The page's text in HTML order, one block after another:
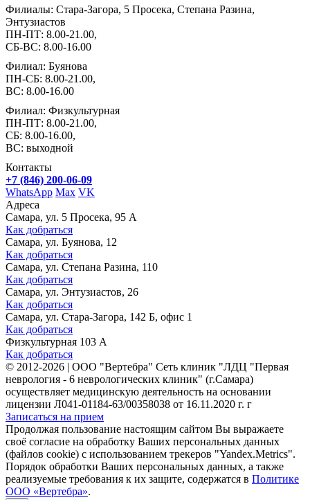
Филиалы: Стара-Загора, 5 Просека, Степана Разина,
Энтузиастов
ПН-ПТ: 8.00-21.00,
СБ-ВС: 8.00-16.00
Филиал: Буянова
ПН-СБ: 8.00-21.00,
ВС: 8.00-16.00
Филиал: Физкультурная
ПН-ПТ: 8.00-21.00,
СБ: 8.00-16.00,
ВС: выходной
Контакты
+7 (846) 200-06-09
WhatsApp Max VK
Адреса
Самара, ул. 5 Просека, 95 А
Как добраться
Самара, ул. Буянова, 12
Как добраться
Самара, ул. Степана Разина, 110
Как добраться
Самара, ул. Энтузиастов, 26
Как добраться
Самара, ул. Стара-Загора, 142 Б, офис 1
Как добраться
Физкультурная 103 А
Как добраться
© 2012-2026 | ООО "Вертебра" Сеть клиник "ЛДЦ "Первая
неврология - 6 неврологических клиник" (г.Самара)
осуществляет медицинскую деятельность на основании
лицензии Л041-01184-63/00358038 от 16.11.2020 г. г
Записаться на прием
Продолжая пользование настоящим сайтом Вы выражаете
своё согласие на обработку Ваших персональных данных
(файлов cookie) с использованием трекеров "Yandex.Metrics".
Порядок обработки Ваших персональных данных, а также
реализуемые требования к их защите, содержатся в Политике
ООО «Вертебра».